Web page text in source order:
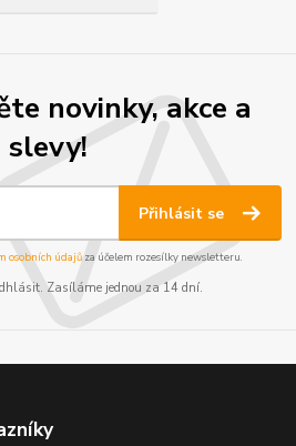
novinky, akce a
slevy!
Přihlásit se
osobních údajůza účelem rozesílky newsletteru.
Zasíláme jednou za 14 dní.